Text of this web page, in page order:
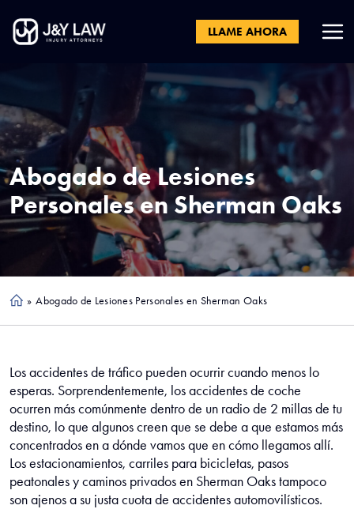
LLAME AHORA
Abogado de Lesiones
Personales enSherman Oaks
Ho » Abogado de Lesiones Personales en Sherman Oaks
Los accidentes de tráfico pueden ocurrir cuando menos lo
esperas. Sorprendentemente, los accidentes de coche
ocurren más comúnmente dentro de un radio de 2 millas de tu
destino, lo que algunos creen que se debe a que estamos más
concentrados en a dónde vamos que en cómo llegamos allí.
Los estacionamientos, carriles para bicicletas, pasos
peatonales y caminos privados en Sherman Oaks tampoco
son ajenos a su justa cuota de accidentes automovilísticos.